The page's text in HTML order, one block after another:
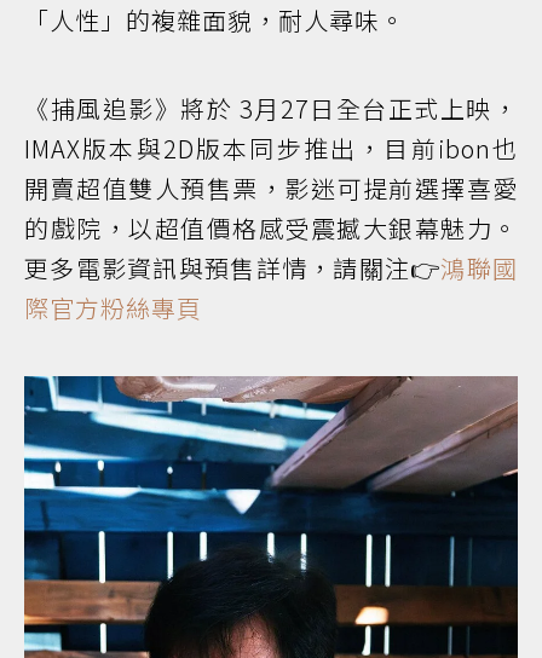
「人性」的複雜面貌，耐人尋味。
《捕風追影》將於 3月27日全台正式上映，
IMAX版本與2D版本同步推出，目前ibon也
開賣超值雙人預售票，影迷可提前選擇喜愛
的戲院，以超值價格感受震撼大銀幕魅力。
更多電影資訊與預售詳情，請關注👉鴻聯國
際官方粉絲專頁